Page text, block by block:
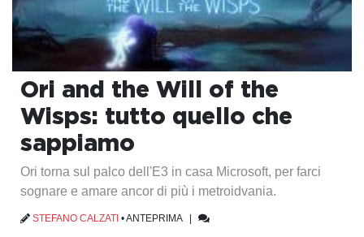
Ori and the Will of the
Wisps: tutto quello che
sappiamo
Ori torna sul palco dell'E3 in casa Microsoft, per farci
sognare e amare ancor di più i metroidvania.
STEFANO CALZATI •ANTEPRIMA|